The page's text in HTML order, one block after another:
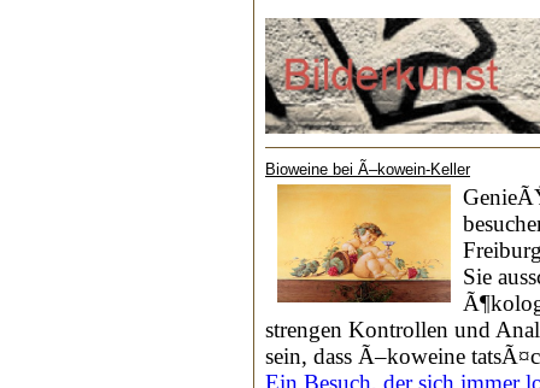
Bioweine bei Ã–kowein-Keller
Sie
strengen Kontrollen und
sein, dass Ã–koweine
Ein Besuch, der sich immer